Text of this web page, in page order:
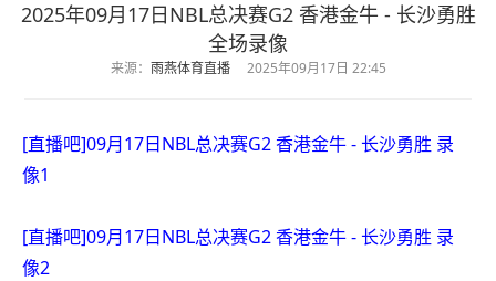
2025年09月17日NBL总决赛G2 香港金牛 - 长沙勇胜
全场录像
来源： 雨燕体育直播 2025年09月17日 22:45
[直播吧]09月17日NBL总决赛G2 香港金牛 - 长沙勇胜 录
像1
[直播吧]09月17日NBL总决赛G2 香港金牛 - 长沙勇胜 录
像2